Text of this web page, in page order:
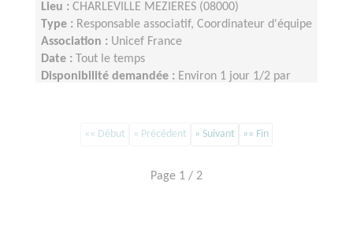
Lieu : CHARLEVILLE MEZIERES (08000)
Type : Responsable associatif, Coordinateur d'équipe
Association : Unicef France
Date :
Tout le temps
Disponibilité demandée : Environ 1 jour 1/2 par
«« Début « Précédent » Suivant »» Fin
Page 1 / 2